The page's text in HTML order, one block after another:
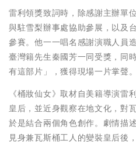
雷利領獎致詞時，除感謝主辦單
與駐雪梨辦事處協助參展，以及
參賽。他一一唱名感謝演職人員
臺灣籍先生秦國芳一同受獎，同
有這部片」，獲得現場一片掌聲。
《桶妝仙女》取材自美籍導演雷
皇后，並近身觀察在地文化，對
於是結合兩個角色創作。劇情描
見身兼瓦斯桶工人的變裝皇后後